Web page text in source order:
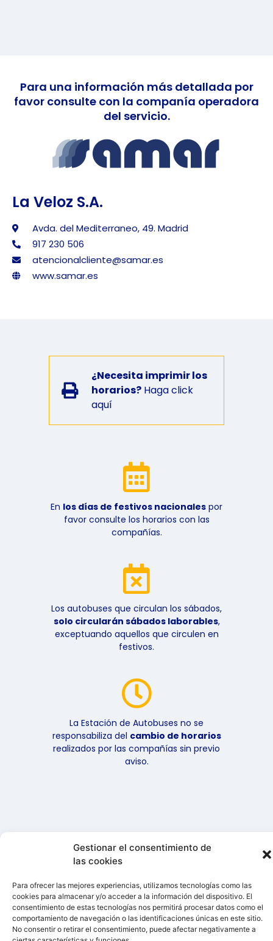
Gestionar el consentimiento de
las cookies
Para ofrecer las mejores experiencias, utilizamos tecnologías como las
cookies para almacenar y/o acceder a la información del dispositivo. El
consentimiento de estas tecnologías nos permitirá procesar datos como el
comportamiento de navegación o las identificaciones únicas en este sitio.
No consentir o retirar el consentimiento, puede afectar negativamente a
Para una información más detallada por
favor consulte con la companía operadora
del servicio.
La Veloz S.A.
Avda. del Mediterraneo, 49. Madrid
917 230 506
atencionalcliente@samar.es
www.samar.es
¿Necesita imprimir los
horarios?Haga click
aquí
En los días de festivos nacionales por
favor consulte los horarios con las
compañías.
Los autobuses que circulan los sábados,
solo circularán sábados laborables,
exceptuando aquellos que circulen en
festivos.
La Estación de Autobuses no se
responsabiliza del cambio de horarios
realizados por las compañías sin previo
aviso.
© 2026 GISPMAT S.A.
reservados
Aviso Legal
Política de cookies